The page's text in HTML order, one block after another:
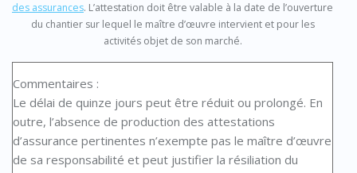
des assurances. L’attestation doit être valable à la date de l’ouverture
du chantier sur lequel le maître d’œuvre intervient et pour les
activités objet de son marché.
Commentaires :
Le délai de quinze jours peut être réduit ou prolongé. En
outre, l’absence de production des attestations
d’assurance pertinentes n’exempte pas le maître d’œuvre
de sa responsabilité et peut justifier la résiliation du